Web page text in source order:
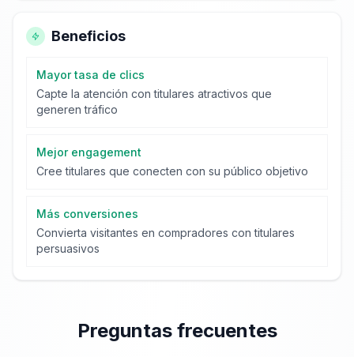
Beneficios
Mayor tasa de clics
Capte la atención con titulares atractivos que
generen tráfico
Mejor engagement
Cree titulares que conecten con su público objetivo
Más conversiones
Convierta visitantes en compradores con titulares
persuasivos
Preguntas frecuentes